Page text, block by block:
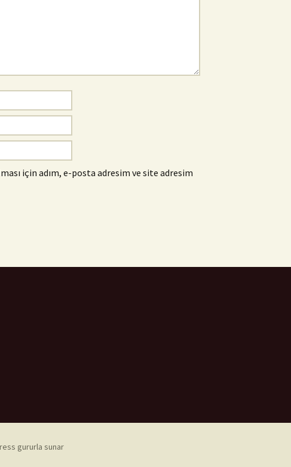
için adım, e-posta adresim ve site adresim
gururla sunar